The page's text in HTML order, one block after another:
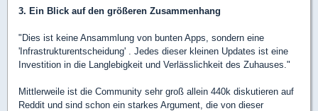
3. Ein Blick auf den größeren Zusammenhang
"Dies ist keine Ansammlung von bunten Apps, sondern eine
'Infrastrukturentscheidung' . Jedes dieser kleinen Updates ist eine
Investition in die Langlebigkeit und Verlässlichkeit des Zuhauses."
Mittlerweile ist die Community sehr groß allein 440k diskutieren auf
Reddit und sind schon ein starkes Argument, die von dieser